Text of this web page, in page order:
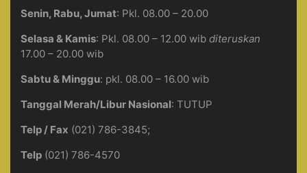
Senin, Rabu, Jumat: Pkl. 08.00 – 20.00
Selasa & Kamis: Pkl. 08.00 – 12.00 wib diteruskan
17.00 – 20.00 wib
Sabtu & Minggu: pkl. 08.00 – 16.00 wib
Tanggal Merah/Libur Nasional: TUTUP
Telp / Fax (021) 786-3845;
Telp (021) 786-4570